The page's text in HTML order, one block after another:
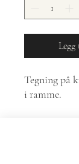
Tegning på
i ramme.
Bildet er en
ved kjøp av